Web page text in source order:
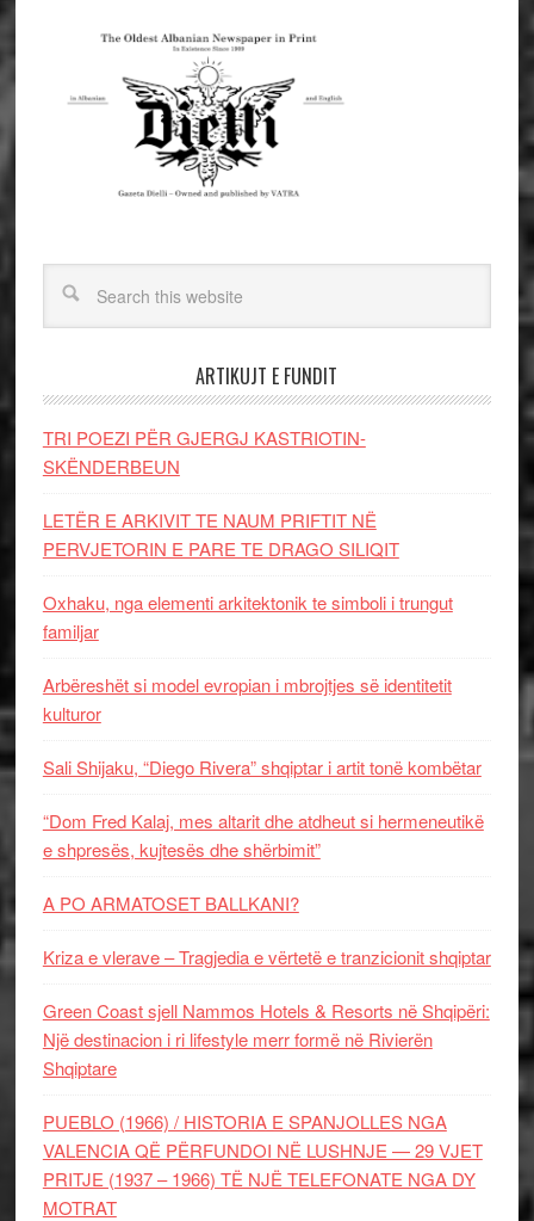
ARTIKUJT E FUNDIT
TRI POEZI PËR GJERGJ KASTRIOTIN-
SKËNDERBEUN
LETËR E ARKIVIT TE NAUM PRIFTIT NË
PERVJETORIN E PARE TE DRAGO SILIQIT
Oxhaku, nga elementi arkitektonik te simboli i trungut
familjar
Arbëreshët si model evropian i mbrojtjes së identitetit
kulturor
Sali Shijaku, “Diego Rivera” shqiptar i artit tonë kombëtar
“Dom Fred Kalaj, mes altarit dhe atdheut si hermeneutikë
e shpresës, kujtesës dhe shërbimit”
A PO ARMATOSET BALLKANI?
Kriza e vlerave – Tragjedia e vërtetë e tranzicionit shqiptar
Green Coast sjell Nammos Hotels & Resorts në Shqipëri:
Një destinacion i ri lifestyle merr formë në Rivierën
Shqiptare
PUEBLO (1966) / HISTORIA E SPANJOLLES NGA
VALENCIA QË PËRFUNDOI NË LUSHNJE — 29 VJET
PRITJE (1937 – 1966) TË NJË TELEFONATE NGA DY
MOTRAT